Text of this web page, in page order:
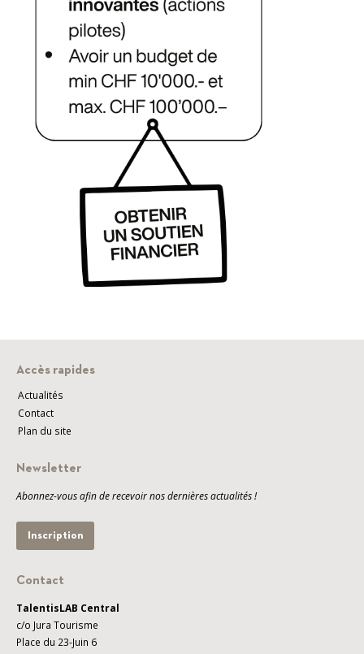
Accès rapides
Actualités
Contact
Plan du site
Newsletter
Abonnez-vous afin de recevoir nos dernières actualités !
Inscription
Contact
TalentisLAB Central
c/o Jura Tourisme
Place du 23-Juin 6